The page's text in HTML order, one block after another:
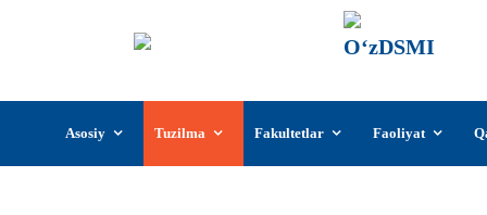
content
Asosiy Tuzilma Fakultetlar Faoliyat